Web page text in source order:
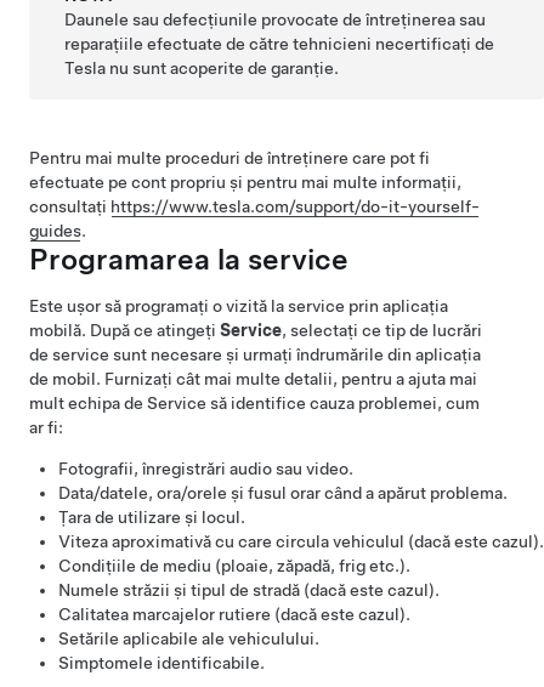
Daunele sau defecțiunile provocate de întreținerea sau
reparațiile efectuate de către tehnicieni necertificați de
Tesla nu sunt acoperite de garanție.
Pentru mai multe proceduri de întreținere care pot fi
efectuate pe cont propriu și pentru mai multe informații,
consultați https://www.tesla.com/support/do-it-yourself-
guides.
Programarea la service
Este ușor să programați o vizită la service prin aplicația
mobilă. După ce atingeți Service, selectați ce tip de lucrări
de service sunt necesare și urmați îndrumările din aplicația
de mobil. Furnizați cât mai multe detalii, pentru a ajuta mai
mult echipa de Service să identifice cauza problemei, cum
ar fi:
Fotografii, înregistrări audio sau video.
Data/datele, ora/orele și fusul orar când a apărut problema.
Țara de utilizare și locul.
Viteza aproximativă cu care circula vehiculul (dacă este cazul).
Condițiile de mediu (ploaie, zăpadă, frig etc.).
Numele străzii și tipul de stradă (dacă este cazul).
Calitatea marcajelor rutiere (dacă este cazul).
Setările aplicabile ale vehiculului.
Simptomele identificabile.